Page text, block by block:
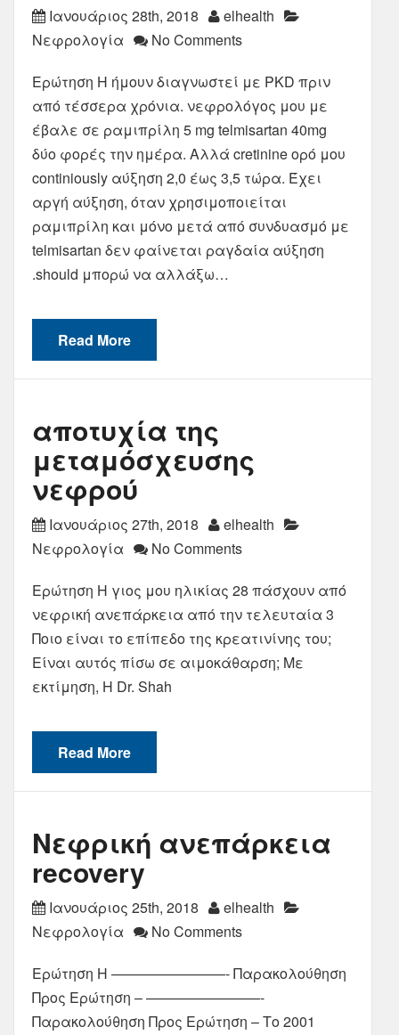
Ιανουάριος 28th, 2018
elhealth
Νεφρολογία
No Comments
Ερώτηση Η ήμουν διαγνωστεί με PKD πριν
από τέσσερα χρόνια. νεφρολόγος μου με
έβαλε σε ραμιπρίλη 5 mg telmisartan 40mg
δύο φορές την ημέρα. Αλλά cretinine ορό μου
continiously αύξηση 2,0 έως 3,5 τώρα. Έχει
αργή αύξηση, όταν χρησιμοποιείται
ραμιπρίλη και μόνο μετά από συνδυασμό με
telmisartan δεν φαίνεται ραγδαία αύξηση
.should μπορώ να αλλάξω…
Read More
αποτυχία της
μεταμόσχευσης
νεφρού
Ιανουάριος 27th, 2018
elhealth
Νεφρολογία
No Comments
Ερώτηση Η γιος μου ηλικίας 28 πάσχουν από
νεφρική ανεπάρκεια από την τελευταία 3
Ποιο είναι το επίπεδο της κρεατινίνης του;
Είναι αυτός πίσω σε αιμοκάθαρση; Με
εκτίμηση, Η Dr. Shah
Read More
Νεφρική ανεπάρκεια
recovery
Ιανουάριος 25th, 2018
elhealth
Νεφρολογία
No Comments
Ερώτηση Η ————————- Παρακολούθηση
Προς Ερώτηση – ————————-
Παρακολούθηση Προς Ερώτηση – Το 2001